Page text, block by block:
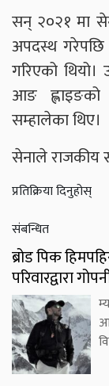
सन् २०२१ मा
अपदस्थ गरेपछि
गरिएको
आङ ह्लाइङको
सम्हालेका थिए।
सेनाले राजकीय
प्रतिक्रिया दिनुहोस्
संबन्धित
ब्रोड पिक
परिवारद्वारा